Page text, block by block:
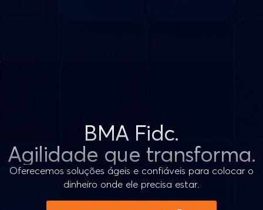
BMA Fidc.
Agilidade que transforma.
Oferecemos soluções ágeis e confiáveis para colocar o
dinheiro onde ele precisa estar.